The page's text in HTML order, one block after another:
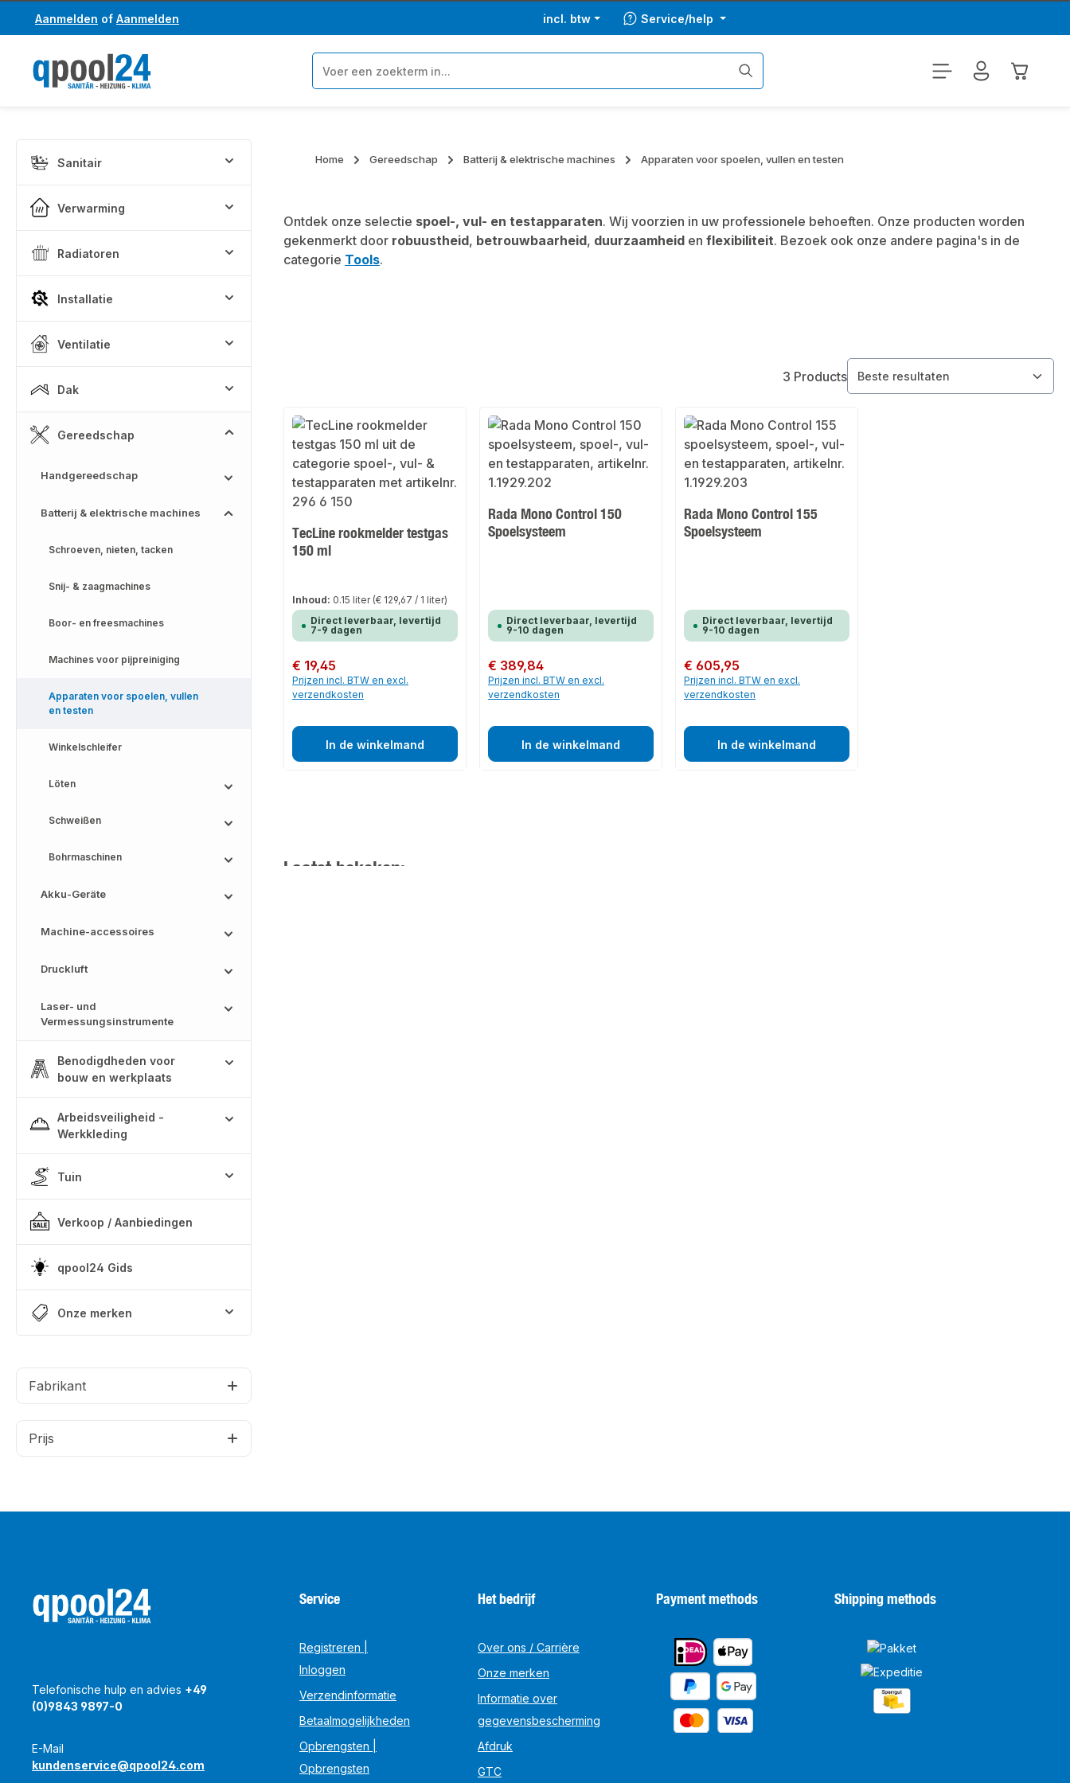
naar de hoofdinhoud
Ga naar de zoekopdracht
Aanmelden of Aanmelden incl. btw Service/help
Sanitair
Verwarming
Radiatoren
Installatie
Ventilatie
Dak
Gereedschap
Handgereedschap
Batterij & elektrische machines
Schroeven, nieten, tacken
Snij- & zaagmachines
Boor- en freesmachines
Machines voor pijpreiniging
Apparaten voor spoelen, vullen
en testen
Winkelschleifer
Löten
Schweißen
Bohrmaschinen
Akku-Geräte
Machine-accessoires
Druckluft
Laser- und
Vermessungsinstrumente
Benodigdheden voor
bouw en werkplaats
Arbeidsveiligheid -
Werkkleding
Tuin
Verkoop / Aanbiedingen
qpool24 Gids
Onze merken
Fabrikant
Prijs
Home Gereedschap Batterij & elektrische machines Apparaten voor spoelen, vullen en testen
Ontdek onze selectie spoel-, vul- en testapparaten. Wij voorzien in uw professionele behoeften. Onze producten worden
gekenmerkt door robuustheid, betrouwbaarheid, duurzaamheid en flexibiliteit. Bezoek ook onze andere pagina's in de
categorie Tools.
3 Products
TecLine rookmelder testgas
150 ml
Inhoud: 0.15 liter (€ 129,67 / 1 liter)
Direct leverbaar, levertijd
7-9 dagen
Normale prijs:
€ 19,45
Prijzen incl. BTW en excl.
verzendkosten
In de winkelmand
Rada Mono Control 150
Spoelsysteem
Direct leverbaar, levertijd
9-10 dagen
Normale prijs:
€ 389,84
Prijzen incl. BTW en excl.
verzendkosten
In de winkelmand
Rada Mono Control 155
Spoelsysteem
Direct leverbaar, levertijd
9-10 dagen
Normale prijs:
€ 605,95
Prijzen incl. BTW en excl.
verzendkosten
In de winkelmand
Laatst bekeken:
Telefonische hulp en advies +49
(0)9843 9897-0
E-Mail
kundenservice@qpool24.com
Service
Registreren |
Inloggen
Verzendinformatie
Betaalmogelijkheden
Opbrengsten |
Opbrengsten
Het bedrijf
Over ons / Carrière
Onze merken
Informatie over
gegevensbescherming
Afdruk
GTC
Payment methods Shipping methods